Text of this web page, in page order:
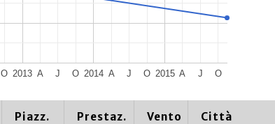
2013 2014 2015
O A J O A J O A J O
Piazz. Prestaz. Vento Città